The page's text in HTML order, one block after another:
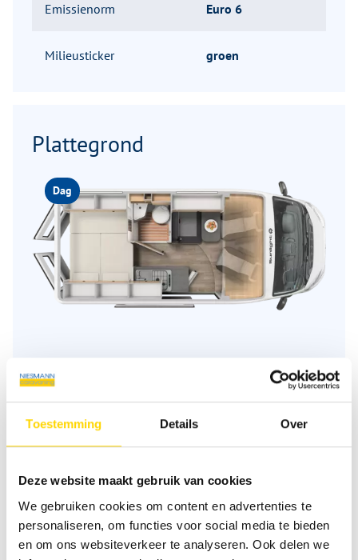
Toestemming Details Over
Deze website maakt gebruik van cookies
We gebruiken cookies om content en advertenties te
personaliseren, om functies voor social media te bieden
en om ons websiteverkeer te analyseren. Ook delen we
Emissienorm Euro 6
Milieusticker groen
Plattegrond
Dag
Beschrijving plattegrond
Aantal zitplaatsen met
gordels
4